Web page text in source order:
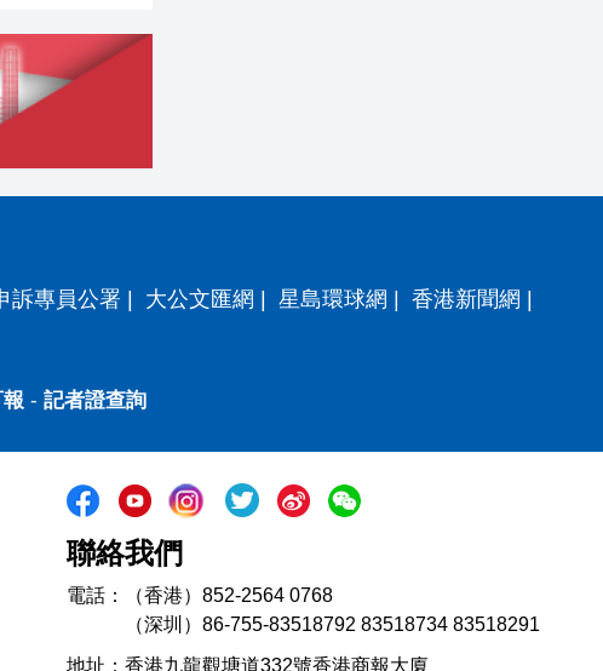
訴專員公署 | 大公文匯網 | 星島環球網 | 香港新聞網 |
- 記者證查詢
聯絡我們
電話：（香港）852-2564 0768
（深圳）86-755-83518792 83518734 83518291
地址：香港九龍觀塘道332號香港商報大廈